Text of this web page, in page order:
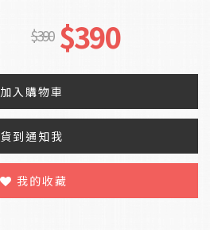
$390 $390
加入購物車
貨到通知我
我的收藏